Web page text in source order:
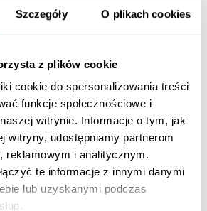
Szczegóły O plikach cookies
z plików cookie
cookie do spersonalizowania treści
funkcje społecznościowe i
witrynie. Informacje o tym, jak
witryny, udostępniamy partnerom
reklamowym i analitycznym.
te informacje z innymi danymi
lub uzyskanymi podczas
Stwierdził jednak, że narzędzie
informacji na temat
wskazujący na to, że Meta
na rynku biznesowych
miesiącu koncern przyjął
byłą szefową działu AI w
która jako pierwsza udostępniła
i personalizacji agentów AI.
pracy będzie dowodzić
inteligencji dla biznesu”.